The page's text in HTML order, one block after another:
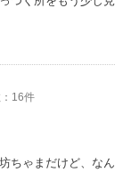
16件
ちゃまだけど、な